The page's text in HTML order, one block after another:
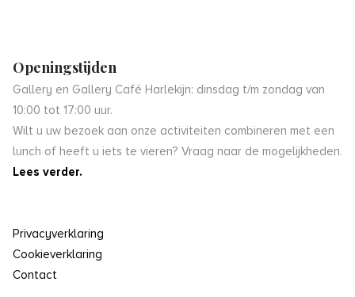
Openingstijden
Gallery en Gallery Café Harlekijn: dinsdag t/m zondag van
10:00 tot 17:00 uur.
Wilt u uw bezoek aan onze activiteiten combineren met een
lunch of heeft u iets te vieren? Vraag naar de mogelijkheden.
Lees verder.
Privacyverklaring
Cookieverklaring
Contact